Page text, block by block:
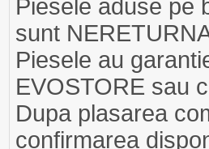
Piesele aduse pe
sunt
Piesele au
EVOSTORE sau
Dupa plasarea
confirmarea